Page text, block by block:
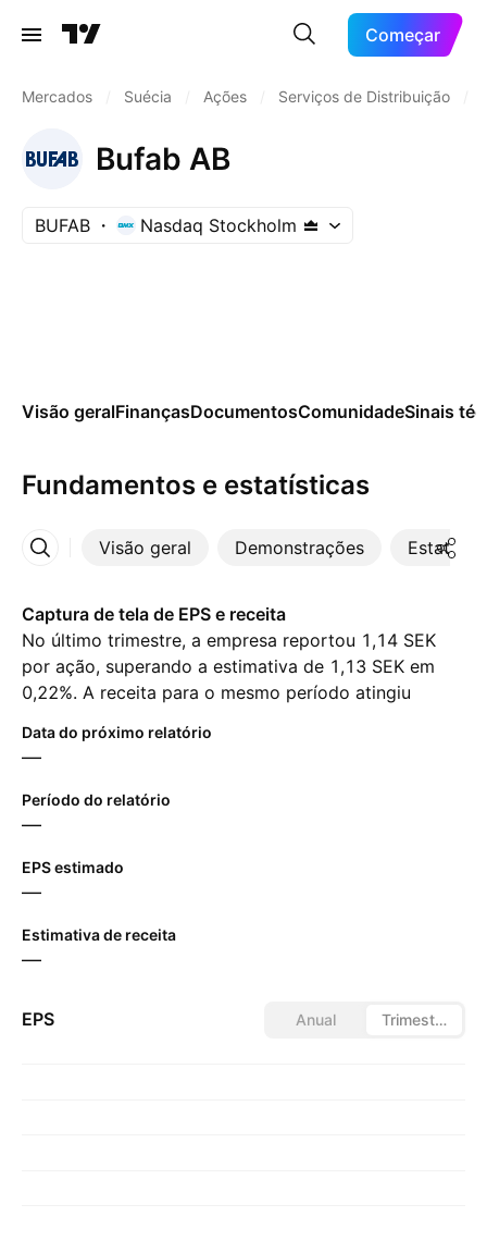
Começar
Mercados Suécia Ações Serviços de Distribuição
Bufab AB
BUFAB Nasdaq Stockholm
Visão geralFinançasDocumentosComunidadeSinais
Fundamentos e estatísticas
Visão geral Demonstrações
Mais
Captura de tela de EPS e receita
No último trimestre, a empresa reportou 1,14 SEK
por ação, superando a estimativa de 1,13 SEK em
0,22%. A receita para o mesmo período atingiu
o próximo trimestre, os analistas esperam 1,15 SEK
Data do próximo relatório
—
Período do relatório
—
EPS estimado
—
Estimativa de receita
—
EPS Anual Trimestral